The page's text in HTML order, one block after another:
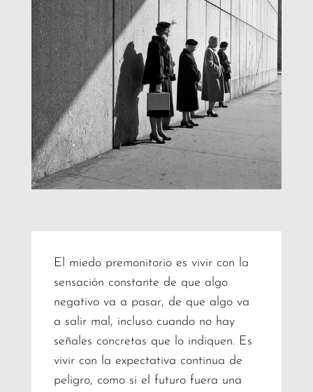
El miedo premonitorio es vivir con la
sensación constante de que algo
negativo va a pasar, de que algo va
a salir mal, incluso cuando no hay
señales concretas que lo indiquen. Es
vivir con la expectativa continua de
peligro, como si el futuro fuera una